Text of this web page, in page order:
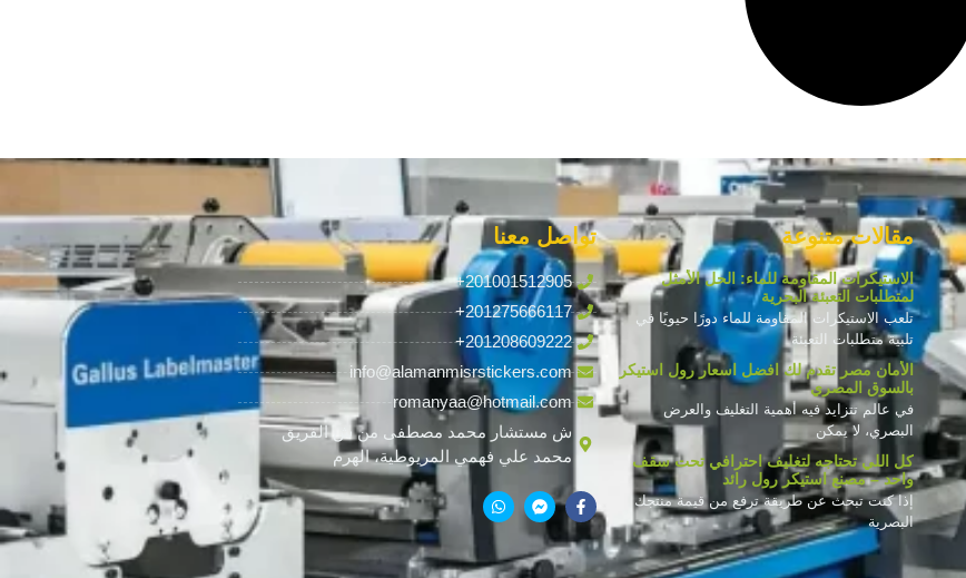
مقالات متنوعة
الاستيكرات المقاومة للماء: الحل الأمثل
لمتطلبات التعبئة البحرية
تلعب الاستيكرات المقاومة للماء دورًا حيويًا في
تلبية متطلبات التعبئة
الأمان مصر تقدم لك افضل اسعار رول استيكر
بالسوق المصري
في عالم تتزايد فيه أهمية التغليف والعرض
البصري، لا يمكن
كل اللي تحتاجه لتغليف احترافي تحت سقف
واحد – مصنع استيكر رول رائد
إذا كنت تبحث عن طريقة ترفع من قيمة منتجك
البصرية
تواصل معنا
+201001512905
+201275666117
+201208609222
info@alamanmisrstickers.com
romanyaa@hotmail.com
ش مستشار محمد مصطفى من ش الفريق
محمد علي فهمي المريوطية، الهرم